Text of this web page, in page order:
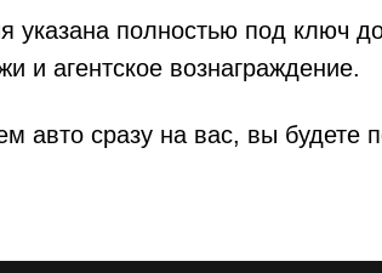
указана полностью под ключ
и агентское вознаграждение.
авто сразу на вас, вы будете